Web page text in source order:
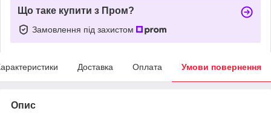
Що таке купити з Пром?
Замовлення під захистом
Доставка Оплата Умови повернення
Опис